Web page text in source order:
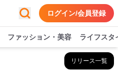
ログイン/会員登録
ファッション・美容 ライフスタ
リリース一覧